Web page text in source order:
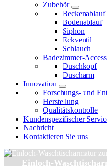
Zubehör
Beckenablauf
Bodenablauf
Siphon
Eckventil
Schlauch
Badezimmer-
Duschkopf
Duscharm
Innovation
Forschungs- und
Herstellung
Qualitätskontrolle
Kundenspezifischer
Nachricht
Kontaktieren Sie uns
Einloch-